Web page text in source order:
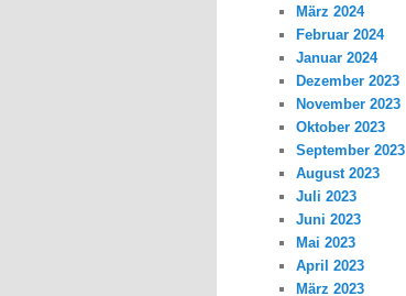
März 2024
Februar 2024
Januar 2024
Dezember 2023
November 2023
Oktober 2023
September 2023
August 2023
Juli 2023
Juni 2023
Mai 2023
April 2023
März 2023